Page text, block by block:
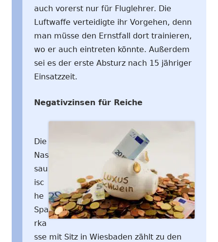
auch vorerst nur für Fluglehrer. Die
Luftwaffe verteidigte ihr Vorgehen, denn
man müsse den Ernstfall dort trainieren,
wo er auch eintreten könnte. Außerdem
sei es der erste Absturz nach 15 jähriger
Einsatzzeit.
Negativzinsen für Reiche
Die
Nas
sau
isc
he
Spa
rka
sse mit Sitz in Wiesbaden zählt zu den